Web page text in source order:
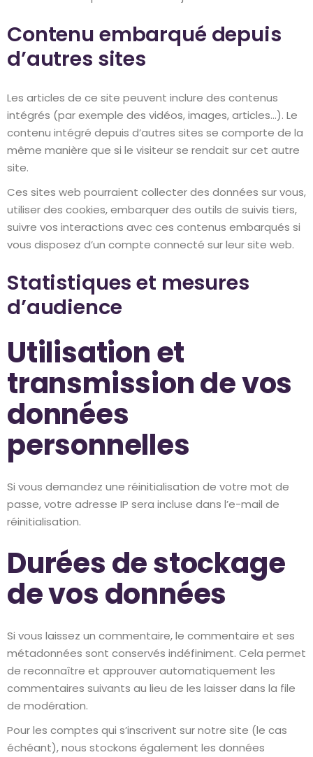
Contenu embarqué depuis
d’autres sites
Les articles de ce site peuvent inclure des contenus
intégrés (par exemple des vidéos, images, articles…). Le
contenu intégré depuis d’autres sites se comporte de la
même manière que si le visiteur se rendait sur cet autre
site.
Ces sites web pourraient collecter des données sur vous,
utiliser des cookies, embarquer des outils de suivis tiers,
suivre vos interactions avec ces contenus embarqués si
vous disposez d’un compte connecté sur leur site web.
Statistiques et mesures
d’audience
Utilisation et
transmission de vos
données
personnelles
Si vous demandez une réinitialisation de votre mot de
passe, votre adresse IP sera incluse dans l’e-mail de
réinitialisation.
Durées de stockage
de vos données
Si vous laissez un commentaire, le commentaire et ses
métadonnées sont conservés indéfiniment. Cela permet
de reconnaître et approuver automatiquement les
commentaires suivants au lieu de les laisser dans la file
de modération.
Pour les comptes qui s’inscrivent sur notre site (le cas
échéant), nous stockons également les données